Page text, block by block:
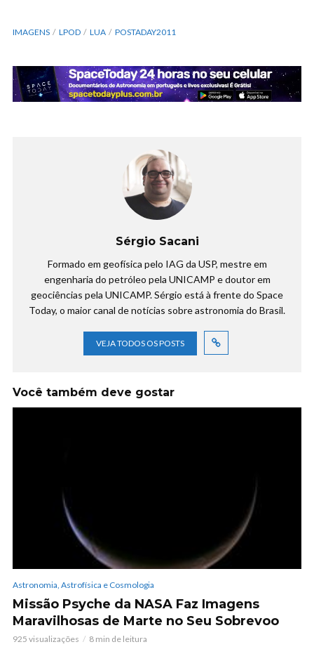
IMAGENS LPOD LUA POSTADAY2011
Sérgio Sacani
Formado em geofísica pelo IAG da USP, mestre em
engenharia do petróleo pela UNICAMP e doutor em
geociências pela UNICAMP. Sérgio está à frente do Space
Today, o maior canal de notícias sobre astronomia do Brasil.
VEJA TODOS OS POSTS
Você também deve gostar
Astronomia, Astrofísica e Cosmologia
Missão Psyche da NASA Faz Imagens
Maravilhosas de Marte no Seu Sobrevoo
925 visualizações 8 min de leitura